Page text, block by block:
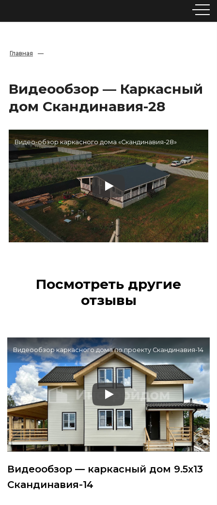
Главная —
Видеообзор — Каркасный
дом Скандинавия-28
Видео-обзор каркасного дома «Скандинавия-28»
Посмотреть другие
отзывы
Видеообзор каркасного дома по проекту Скандинавия-14
Видеообзор — каркасный дом 9.5х13
Скандинавия-14